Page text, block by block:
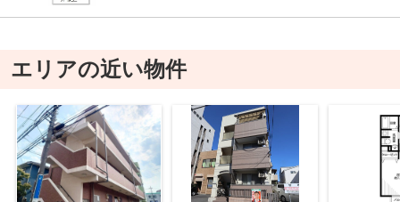
エリアの近い物件